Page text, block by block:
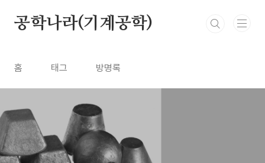
공학나라(기계공학)
홈 태그 방명록